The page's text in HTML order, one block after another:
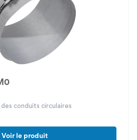
conduits circulaires
Voir le produit